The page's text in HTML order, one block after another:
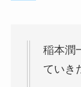
稲本潤
ていき